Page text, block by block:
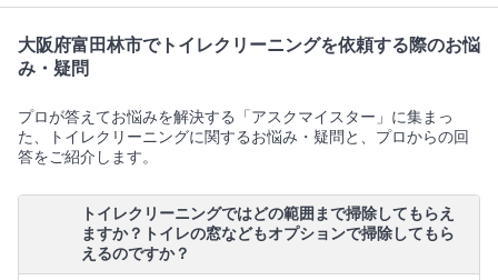
大阪府富田林市でトイレクリーニングを依頼する際のお悩
み・疑問
プロが答えてお悩みを解決する「アスクマイスター」に集まっ
た、トイレクリーニングに関するお悩み・疑問と、プロからの回
答をご紹介します。
トイレクリーニングではどの範囲まで掃除してもらえ
ますか？トイレの窓などもオプションで掃除してもら
えるのですか？